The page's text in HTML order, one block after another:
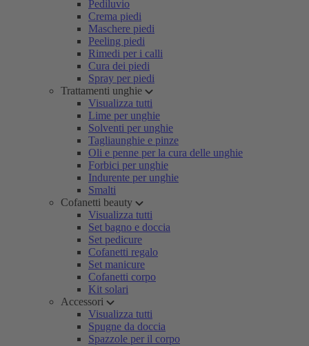
Pediluvio
Crema piedi
Maschere piedi
Peeling piedi
Rimedi per i calli
Cura dei piedi
Spray per piedi
Trattamenti unghie
Visualizza tutti
Lime per unghie
Solventi per unghie
Tagliaunghie e pinze
Oli e penne per la cura delle unghie
Forbici per unghie
Indurente per unghie
Smalti
Cofanetti beauty
Visualizza tutti
Set bagno e doccia
Set pedicure
Cofanetti regalo
Set manicure
Cofanetti corpo
Kit solari
Accessori
Visualizza tutti
Spugne da doccia
Spazzole per il corpo